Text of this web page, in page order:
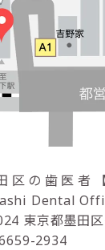
区の歯医者
Dental
東京都墨田
2934